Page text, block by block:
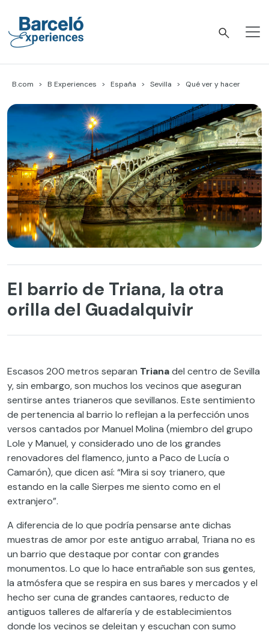
content
B.com B Experiences España Sevilla Qué ver y hacer
El barrio de Triana, la otra
orilla del Guadalquivir
Escasos 200 metros separan Trianadel centro de Sevilla
y, sin embargo, son muchos los vecinos que aseguran
sentirse antes trianeros que sevillanos. Este sentimiento
de pertenencia al barrio lo reflejan a la perfección unos
versos cantados por Manuel Molina (miembro del grupo
Lole y Manuel, y considerado uno de los grandes
renovadores del flamenco, junto a Paco de Lucía o
Camarón), que dicen así: “Mira si soy trianero, que
estando en la calle Sierpes me siento como en el
extranjero”.
A diferencia de lo que podría pensarse ante dichas
muestras de amor por este antiguo arrabal, Triana no es
un barrio que destaque por contar con grandes
monumentos. Lo que lo hace entrañable son sus gentes,
la atmósfera que se respira en sus bares y mercados y el
hecho ser cuna de grandes cantaores, reducto de
antiguos talleres de alfarería y de establecimientos
donde los vecinos se deleitan y escuchan con sumo